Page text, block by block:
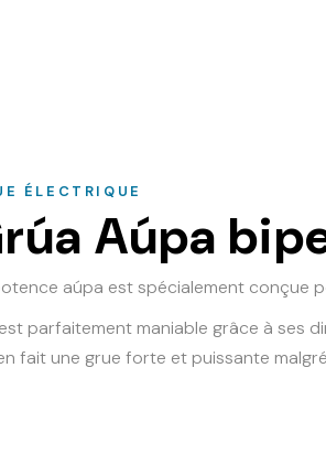
ÉLECTRIQUE
Aúpa
aúpa est spécialement conçue
parfaitement maniable grâce à ses
fait une grue forte et puissante